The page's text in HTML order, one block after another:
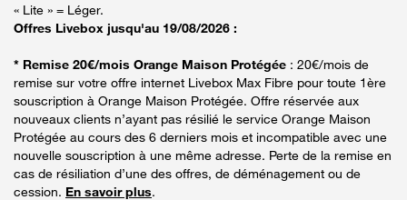
« Lite » = Léger.
Offres Livebox jusqu'au 19/08/2026 :
* Remise 20€/mois Orange Maison Protégée : 20€/mois de
remise sur votre offre internet Livebox Max Fibre pour toute 1ère
souscription à Orange Maison Protégée. Offre réservée aux
nouveaux clients n’ayant pas résilié le service Orange Maison
Protégée au cours des 6 derniers mois et incompatible avec une
nouvelle souscription à une même adresse. Perte de la remise en
cas de résiliation d’une des offres, de déménagement ou de
cession. En savoir plus.